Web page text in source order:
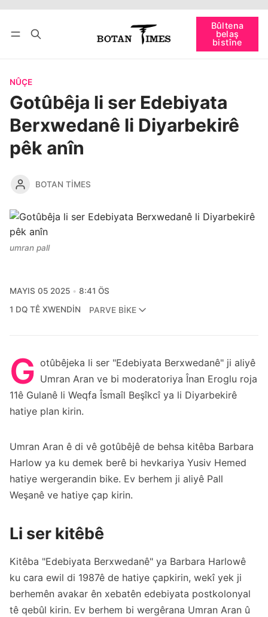
Bûltena
belaş
bistîne
bişopîne
NÛÇE
Gotûbêja li ser Edebiyata
Berxwedanê li Diyarbekirê
pêk anîn
BOTAN TIMES
umran pall
MAYIS 05 2025
8:41 ÖS
1 DQ TÊ XWENDIN
PARVE BIKE
G otûbêjeka li ser "Edebiyata Berxwedanê" ji aliyê
Umran Aran ve bi moderatoriya Înan Eroglu roja
11ê Gulanê li Weqfa Îsmaîl Beşîkcî ya li Diyarbekirê
hatiye plan kirin.
Umran Aran ê di vê gotûbêjê de behsa kitêba Barbara
Harlow ya ku demek berê bi hevkariya Yusiv Hemed
hatiye wergerandin bike. Ev berhem ji aliyê Pall
Weşanê ve hatiye çap kirin.
Li ser kitêbê
Kitêba "Edebiyata Berxwedanê" ya Barbara Harlowê
ku cara ewil di 1987ê de hatiye çapkirin, wekî yek ji
berhemên avakar ên xebatên edebiyata postkolonyal
tê qebûl kirin. Ev berhem bi wergêrana Umran Aran û